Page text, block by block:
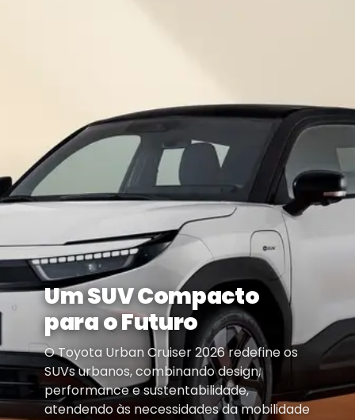
Um SUV Compacto
para o Futuro
O Toyota Urban Cruiser 2026 redefine os
SUVs urbanos, combinando design,
performance e sustentabilidade,
atendendo às necessidades da mobilidade